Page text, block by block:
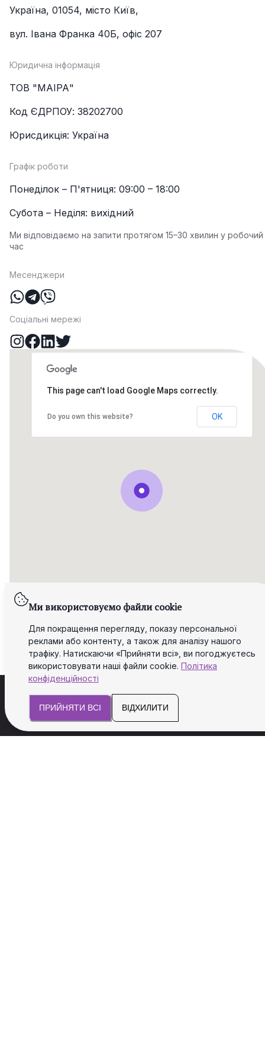
Україна, 01054, місто Київ,
вул. Івана Франка 40Б, офіс 207
Юридична інформація
ТОВ "МАІРА"
Код ЄДРПОУ: 38202700
Юрисдикція: Україна
Графік роботи
Понеділок – П'ятниця: 09:00 – 18:00
Субота – Неділя: вихідний
Ми відповідаємо на запити протягом 15–30 хвилин у робочий
час
Месенджери
Соціальні мережі
This page can't load Google Maps correctly.
Do you own this website? OK
Ми використовуємо файли cookie
Для покращення перегляду, показу персональної
реклами або контенту, а також для аналізу нашого
трафіку. Натискаючи «Прийняти всі», ви погоджуєтесь
використовувати наші файли cookie. Політика
конфіденційності
ПРИЙНЯТИ ВСІ ВІДХИЛИТИ